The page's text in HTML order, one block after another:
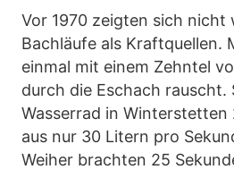
Vor 1970 zeigten sich nicht
Bachläufe als Kraftquellen.
einmal mit einem Zehntel
durch die Eschach rauscht.
Wasserrad in
aus nur 30 Litern pro
Weiher brachten 25